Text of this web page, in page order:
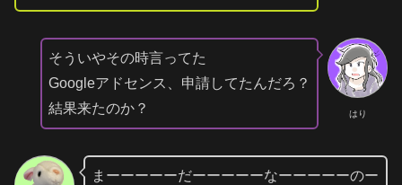
はり
そういやその時言ってた
Googleアドセンス、申請してたんだろ？
結果来たのか？
まーーーーーだーーーーーなーーーーーのー